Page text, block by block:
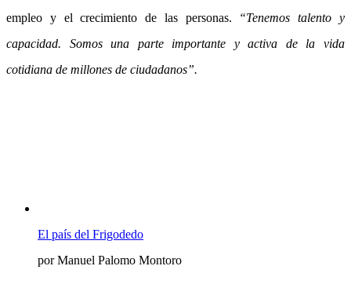
empleo y el crecimiento de las personas. “Tenemos talento y
capacidad. Somos una parte importante y activa de la vida
cotidiana de millones de ciudadanos”.
El país del Frigodedo
por Manuel Palomo Montoro